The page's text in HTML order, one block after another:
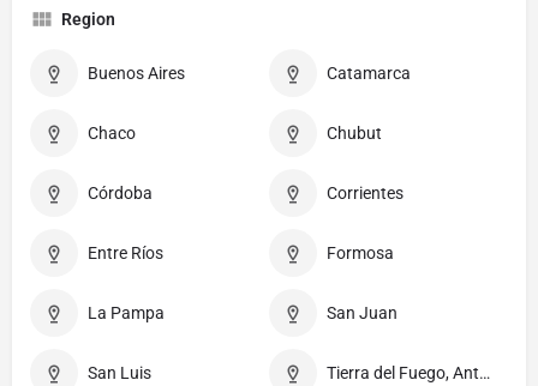
Region
Buenos Aires Catamarca
Chaco Chubut
Córdoba Corrientes
Entre Ríos Formosa
La Pampa San Juan
San Luis Tierra del Fuego, Antártida e Islas del Atlántico Sur